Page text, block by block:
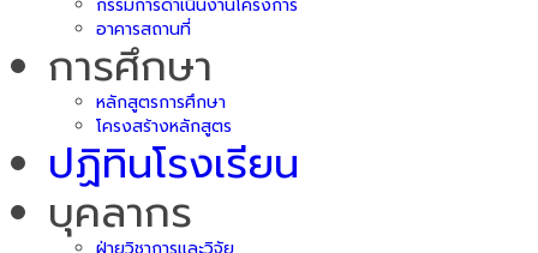
กรรมการดำเนินงานโครงการ
อาคารสถานที่
การศึกษา
หลักสูตรการศึกษา
โครงสร้างหลักสูตร
ปฏิทินโรงเรียน
บุคลากร